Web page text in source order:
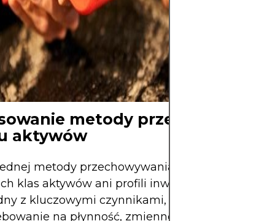
metody
aktywów
metody przechowywania, która
klas aktywów ani profili inwestorów. Wybór
z kluczowymi czynnikami, takimi jak
na płynność, zmienność aktywów i